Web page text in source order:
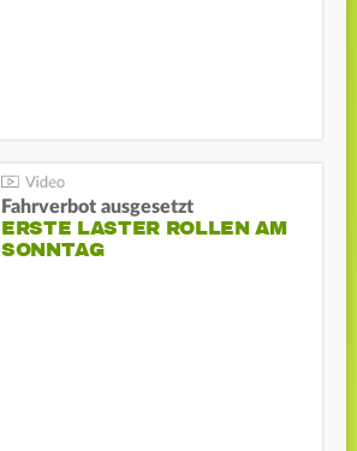
Fahrverbot ausgesetzt
ERSTE LASTER ROLLEN AM
SONNTAG